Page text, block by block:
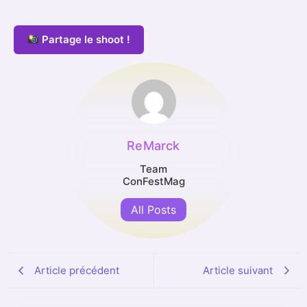
Partage le shoot !
ReMarck
Team
ConFestMag
All Posts
Article précédent Article suivant